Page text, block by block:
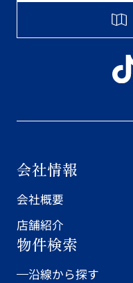
会社情報
会社概要
店舗紹介
物件検索
沿線から探す